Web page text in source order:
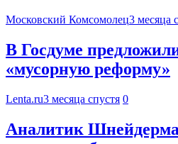
Московский Комсомолец3 месяца
В Госдуме
«мусорную реформу»
Lenta.ru3 месяца спустя 0
Аналитик